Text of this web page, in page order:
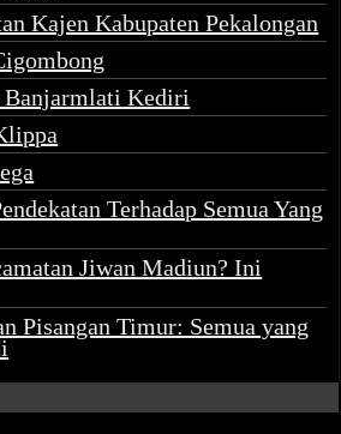
Kajen Kabupaten Pekalongan
Banjarmlati Kediri
Terhadap Semua Yang
Jiwan Madiun? Ini
Pisangan Timur: Semua yang